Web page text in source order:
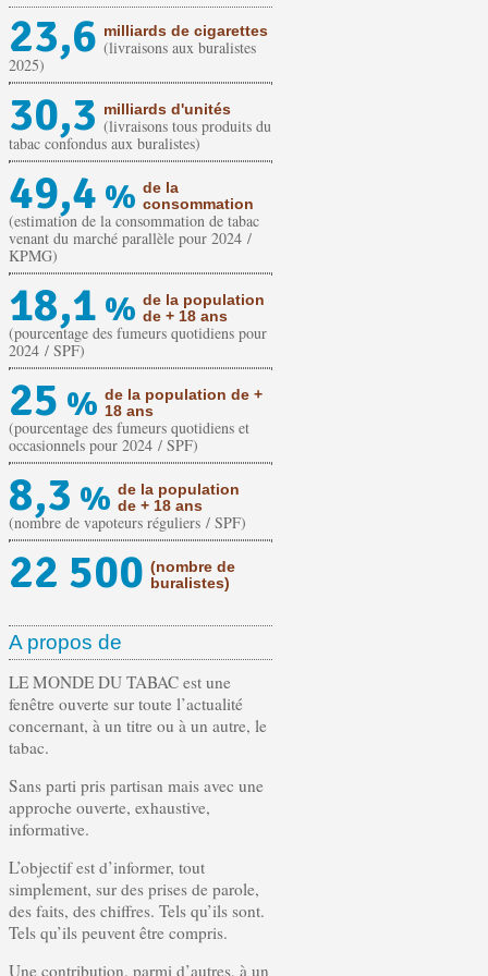
23,6 milliards de cigarettes
(livraisons aux buralistes
2025)
30,3 milliards d'unités
(livraisons tous produits du
tabac confondus aux buralistes)
49,4 % de la
consommation
(estimation de la consommation de tabac
venant du marché parallèle pour 2024 /
KPMG)
18,1 % de la population
de + 18 ans
(pourcentage des fumeurs quotidiens pour
2024 / SPF)
25 % de la population de +
18 ans
(pourcentage des fumeurs quotidiens et
occasionnels pour 2024 / SPF)
8,3 % de la population
de + 18 ans
(nombre de vapoteurs réguliers / SPF)
22 500 (nombre de
buralistes)
A propos de
LE MONDE DU TABAC est une
fenêtre ouverte sur toute l’actualité
concernant, à un titre ou à un autre, le
tabac.
Sans parti pris partisan mais avec une
approche ouverte, exhaustive,
informative.
L’objectif est d’informer, tout
simplement, sur des prises de parole,
des faits, des chiffres. Tels qu’ils sont.
Tels qu’ils peuvent être compris.
Une contribution, parmi d’autres, à un